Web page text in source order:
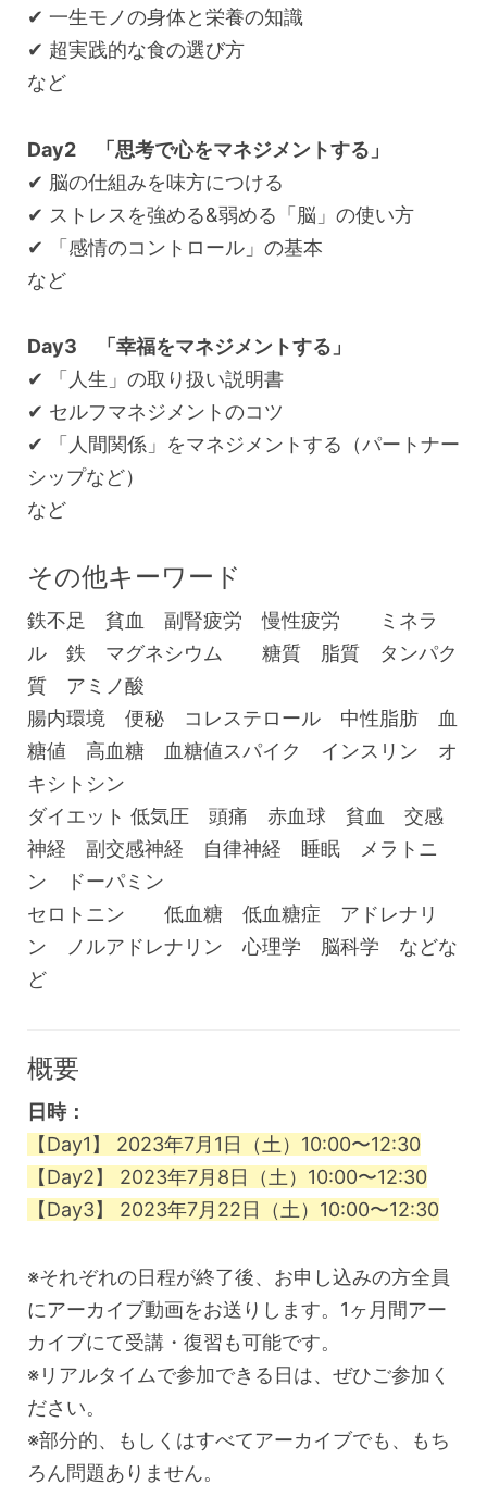
✔︎ 一生モノの身体と栄養の知識
✔︎ 超実践的な食の選び方
など
Day2 「思考で心をマネジメントする」
✔︎ 脳の仕組みを味方につける
✔︎ ストレスを強める&弱める「脳」の使い方
✔︎ 「感情のコントロール」の基本
など
Day3 「幸福をマネジメントする」
✔︎ 「人生」の取り扱い説明書
✔︎ セルフマネジメントのコツ
✔︎ 「人間関係」をマネジメントする（パートナー
シップなど）
など
その他キーワード
鉄不足 貧血 副腎疲労 慢性疲労 ミネラ
ル 鉄 マグネシウム 糖質 脂質 タンパク
質 アミノ酸
腸内環境 便秘 コレステロール 中性脂肪 血
糖値 高血糖 血糖値スパイク インスリン オ
キシトシン
ダイエット 低気圧 頭痛 赤血球 貧血 交感
神経 副交感神経 自律神経 睡眠 メラトニ
ン ドーパミン
セロトニン 低血糖 低血糖症 アドレナリ
ン ノルアドレナリン 心理学 脳科学 などな
ど
概要
日時：
【Day1】 2023年7月1日（土）10:00〜12:30
【Day2】 2023年7月8日（土）10:00〜12:30
【Day3】 2023年7月22日（土）10:00〜12:30
※それぞれの日程が終了後、お申し込みの方全員
にアーカイブ動画をお送りします。1ヶ月間アー
カイブにて受講・復習も可能です。
※リアルタイムで参加できる日は、ぜひご参加く
ださい。
※部分的、もしくはすべてアーカイブでも、もち
ろん問題ありません。